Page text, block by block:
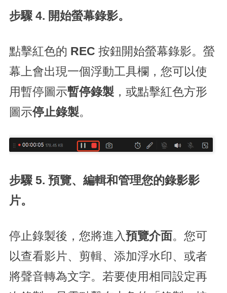
步驟 4. 開始螢幕錄影。
點擊紅色的 REC 按鈕開始螢幕錄影。螢
幕上會出現一個浮動工具欄，您可以使
用暫停圖示暫停錄製，或點擊紅色方形
圖示停止錄製。
步驟 5. 預覽、編輯和管理您的錄影影
片。
停止錄製後，您將進入預覽介面。您可
以查看影片、剪輯、添加浮水印、或者
將聲音轉為文字。若要使用相同設定再